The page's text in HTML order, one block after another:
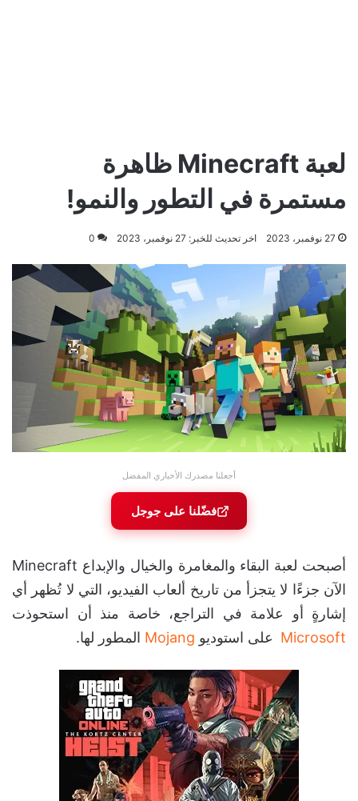
لعبة Minecraft ظاهرة
مستمرة في التطور والنمو!
27 نوفمبر، 2023 اخر تحديث للخبر: 27 نوفمبر، 2023 0
أجعلنا مصدرك الأخباري المفضل
فضّلنا على جوجل
أصبحت لعبة البقاء والمغامرة والخيال والإبداع Minecraft
الآن جزءًا لا يتجزأ من تاريخ ألعاب الفيديو، التي لا تُظهر أي
إشارةٍ أو علامة في التراجع، خاصة منذ أن استحوذت
Microsoft على استوديو Mojang المطور لها.